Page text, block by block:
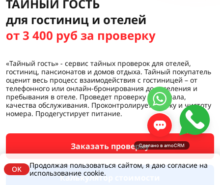
ТАЙНЫЙ ГОСТЬ
для гостиниц и отелей
от 3 400 руб за проверку
«Тайный гость» - сервис тайных проверок для отелей,
гостиниц, пансионатов и домов отдыха. Тайный покупатель
оценит весь процесс взаимодействия с гостиницей – от
телефонного или онлайн-бронирования до заселения и
пребывания в отеле. Проведет проверку персонала,
качества обслуживания. Проконтролирует уборку и чистоту
номера. Продегустирует питание.
Заказать проверку
Калькулятор стоимости
OK
Продолжая пользоваться сайтом, я даю согласие на
использование cookie.
Сделано в amoCRM